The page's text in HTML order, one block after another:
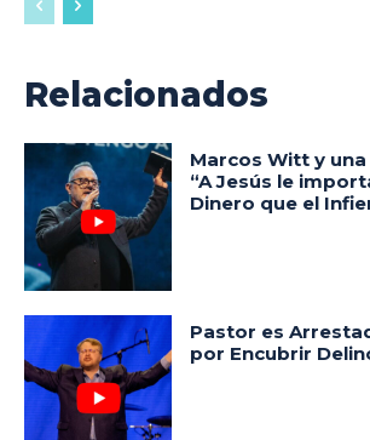
Relacionados
Marcos Witt y
“A Jesús le
Dinero que el
Pastor es
por Encubrir